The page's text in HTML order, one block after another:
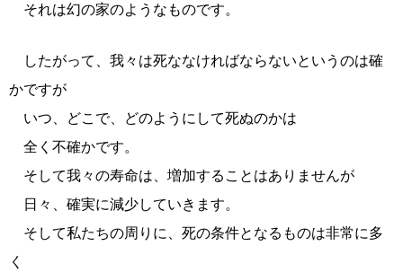
それは幻の家のようなものです。
したがって、我々は死ななければならないというのは確
かですが
いつ、どこで、どのようにして死ぬのかは
全く不確かです。
そして我々の寿命は、増加することはありませんが
日々、確実に減少していきます。
そして私たちの周りに、死の条件となるものは非常に多
く